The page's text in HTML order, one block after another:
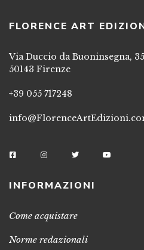
FLORENCE ART
Via Duccio da Buoninsegna, 35
50143 Firenze
+39 055 717248
INFORMAZIONI
Come acquistare
Norme redazionali